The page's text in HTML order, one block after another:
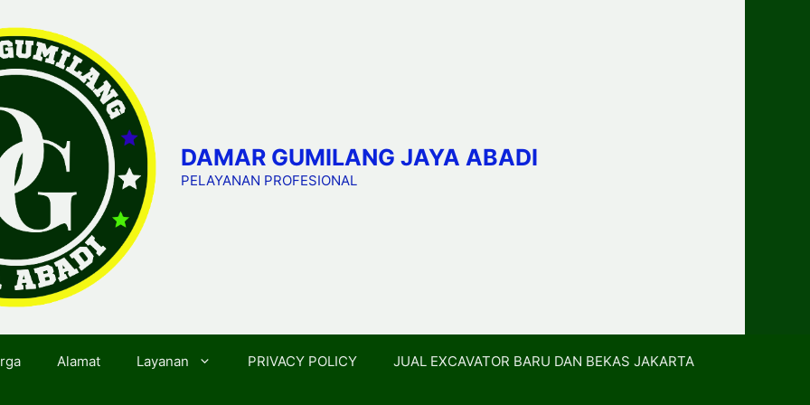
DAMAR GUMILANG JAYA ABADI
PELAYANAN PROFESIONAL
Alamat Layanan PRIVACY POLICY JUAL EXCAVATOR BARU DAN BEKAS JAKARTA